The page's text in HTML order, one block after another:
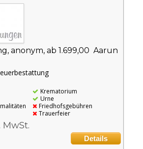
anonym, ab 1.699,00  Aarun
Krematorium
Urne
Friedhofsgebühren
Trauerfeier
MwSt.
Details